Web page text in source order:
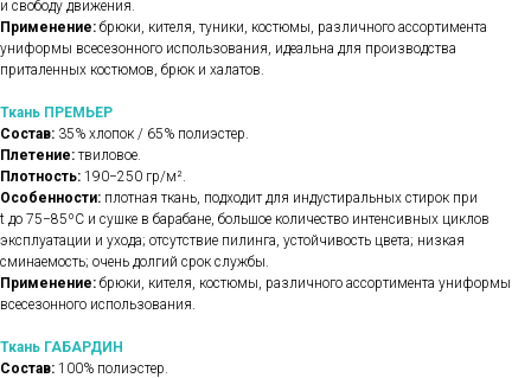
и свободу движения.
Применение: брюки, кителя, туники, костюмы, различного ассортимента
униформы всесезонного использования, идеальна для производства
приталенных костюмов, брюк и халатов.
Ткань ПРЕМЬЕР
Состав: 35% хлопок / 65% полиэстер.
Плетение: твиловое.
Плотность: 190−250 гр/м².
Особенности: плотная ткань, подходит для индустиральных стирок при
t до 75−85ºС и сушке в барабане, большое количество интенсивных циклов
эксплуатации и ухода; отсутствие пилинга, устойчивость цвета; низкая
сминаемость; очень долгий срок службы.
Применение: брюки, кителя, костюмы, различного ассортимента униформы
всесезонного использования.
Ткань ГАБАРДИН
Состав: 100% полиэстер.